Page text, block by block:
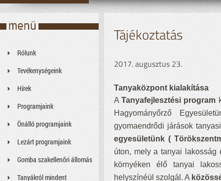
Rólunk
Tevékenységeink
Hírek
Programjaink
Önálló programjaink
Lezárt programjaink
Gomba szakellenőri állomás
Tanyákról mindent
Tájékoztatás
2017. augusztus 23.
Tanyaközpont kialakítása
ATanyafejlesztési program
Hagyományőrző
gyomaendrődi járások
egyesületünk (
úton, mely a tanyai
környéken élő tanyai
helyszínéül szolgál. A